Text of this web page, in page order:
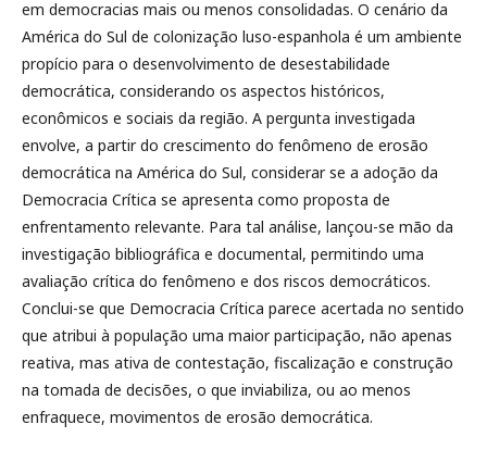
em democracias mais ou menos consolidadas. O cenário da
América do Sul de colonização luso-espanhola é um ambiente
propício para o desenvolvimento de desestabilidade
democrática, considerando os aspectos históricos,
econômicos e sociais da região. A pergunta investigada
envolve, a partir do crescimento do fenômeno de erosão
democrática na América do Sul, considerar se a adoção da
Democracia Crítica se apresenta como proposta de
enfrentamento relevante. Para tal análise, lançou-se mão da
investigação bibliográfica e documental, permitindo uma
avaliação crítica do fenômeno e dos riscos democráticos.
Conclui-se que Democracia Crítica parece acertada no sentido
que atribui à população uma maior participação, não apenas
reativa, mas ativa de contestação, fiscalização e construção
na tomada de decisões, o que inviabiliza, ou ao menos
enfraquece, movimentos de erosão democrática.